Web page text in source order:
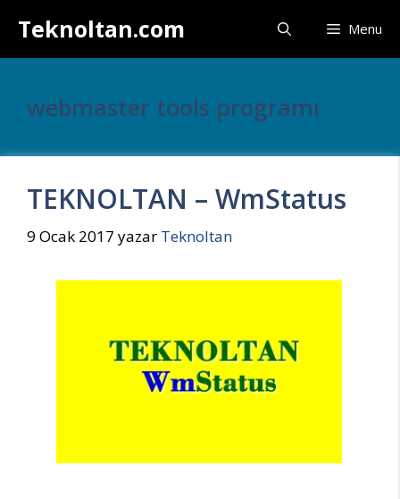
atlaTeknoltan.com Menu
webmaster tools programı
TEKNOLTAN – WmStatus
9 Ocak 2017 yazar Teknoltan